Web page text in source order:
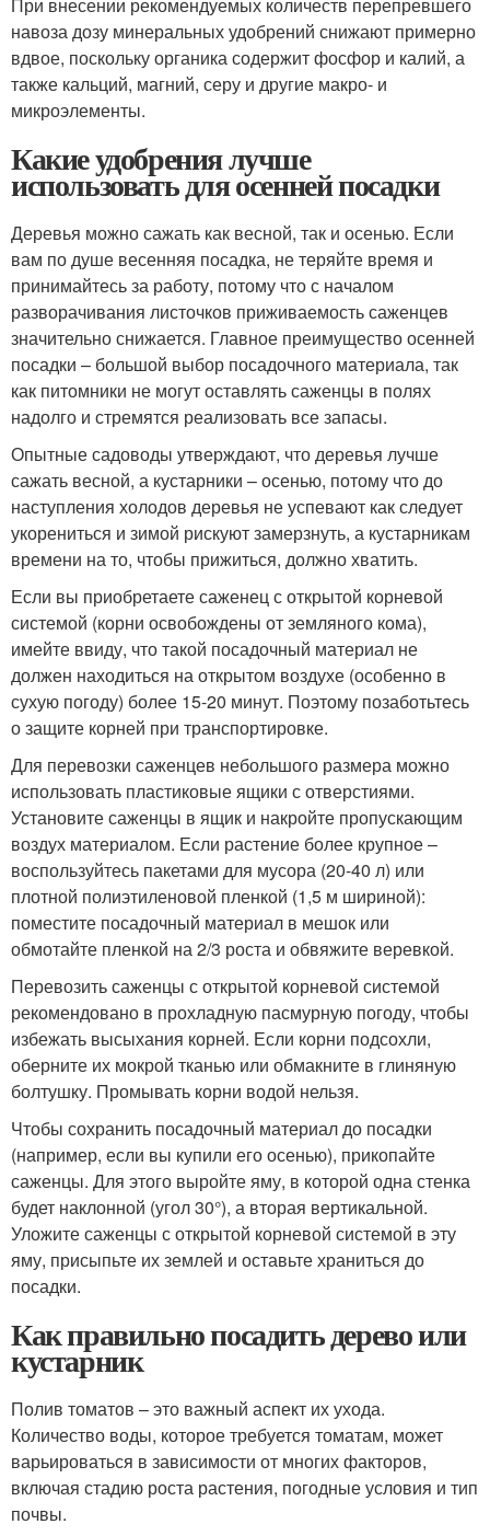
навоза дозу минеральных удобрений снижают примерно
вдвое, поскольку органика содержит фосфор и калий, а
также кальций, магний, серу и другие макро- и
микроэлементы.
Какие удобрения лучше
использовать для осенней посадки
Деревья можно сажать как весной, так и осенью. Если
вам по душе весенняя посадка, не теряйте время и
принимайтесь за работу, потому что с началом
разворачивания листочков приживаемость саженцев
значительно снижается. Главное преимущество осенней
посадки – большой выбор посадочного материала, так
как питомники не могут оставлять саженцы в полях
надолго и стремятся реализовать все запасы.
Опытные садоводы утверждают, что деревья лучше
сажать весной, а кустарники – осенью, потому что до
наступления холодов деревья не успевают как следует
укорениться и зимой рискуют замерзнуть, а кустарникам
времени на то, чтобы прижиться, должно хватить.
Если вы приобретаете саженец с открытой корневой
системой (корни освобождены от земляного кома),
имейте ввиду, что такой посадочный материал не
должен находиться на открытом воздухе (особенно в
сухую погоду) более 15-20 минут. Поэтому позаботьтесь
о защите корней при транспортировке.
Для перевозки саженцев небольшого размера можно
использовать пластиковые ящики с отверстиями.
Установите саженцы в ящик и накройте пропускающим
воздух материалом. Если растение более крупное –
воспользуйтесь пакетами для мусора (20-40 л) или
плотной полиэтиленовой пленкой (1,5 м шириной):
поместите посадочный материал в мешок или
обмотайте пленкой на 2/3 роста и обвяжите веревкой.
Перевозить саженцы с открытой корневой системой
рекомендовано в прохладную пасмурную погоду, чтобы
избежать высыхания корней. Если корни подсохли,
оберните их мокрой тканью или обмакните в глиняную
болтушку. Промывать корни водой нельзя.
Чтобы сохранить посадочный материал до посадки
(например, если вы купили его осенью), прикопайте
саженцы. Для этого выройте яму, в которой одна стенка
будет наклонной (угол 30°), а вторая вертикальной.
Уложите саженцы с открытой корневой системой в эту
яму, присыпьте их землей и оставьте храниться до
посадки.
Как правильно посадить дерево или
кустарник
Полив томатов – это важный аспект их ухода.
Количество воды, которое требуется томатам, может
варьироваться в зависимости от многих факторов,
включая стадию роста растения, погодные условия и тип
почвы.